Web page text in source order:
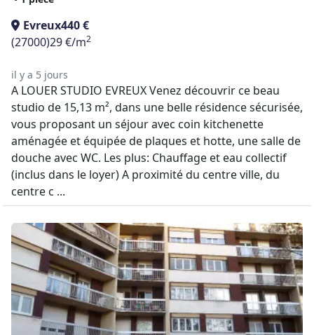
Evreux440 €
(27000)29 €/m2
il y a 5 jours
A LOUER STUDIO EVREUX Venez découvrir ce beau
studio de 15,13 m², dans une belle résidence sécurisée,
vous proposant un séjour avec coin kitchenette
aménagée et équipée de plaques et hotte, une salle de
douche avec WC. Les plus: Chauffage et eau collectif
(inclus dans le loyer) A proximité du centre ville, du
centre c ...